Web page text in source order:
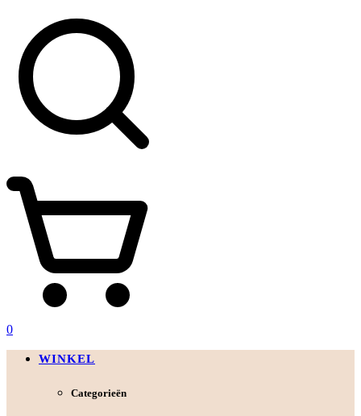
0
WINKEL
Categorieën